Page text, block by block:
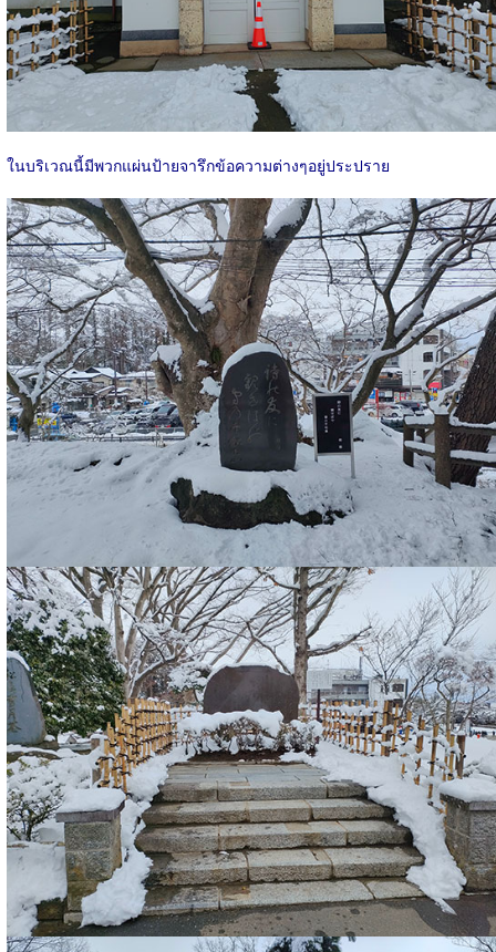
ในบริเวณนี้มีพวกแผ่นป้ายจารึกข้อความต่างๆอยู่ประปราย